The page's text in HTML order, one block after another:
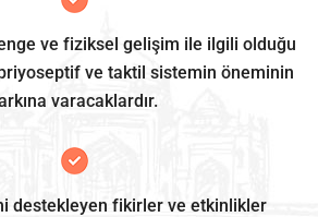
ve fiziksel gelişim ile ilgili olduğu
ve taktil sistemin öneminin
varacaklardır.
destekleyen fikirler ve etkinlikler